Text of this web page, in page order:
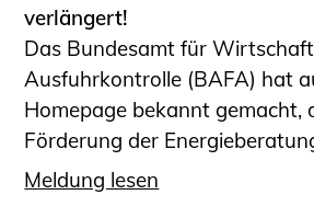
verlängert!
Das Bundesamt für
Ausfuhrkontrolle (BAFA) hat
Homepage bekannt gemacht,
Förderung der
Meldung lesen